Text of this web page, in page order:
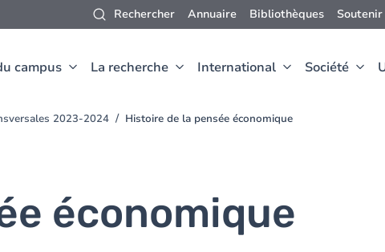
Rechercher Annuaire Bibliothèques Soutenir
campus La recherche International Société
2023-2024 Histoire de la pensée économique
économique